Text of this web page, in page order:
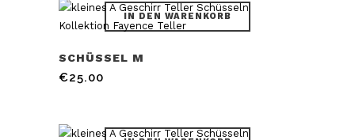
IN DEN WARENKORB
SCHÜSSEL M
€25.00